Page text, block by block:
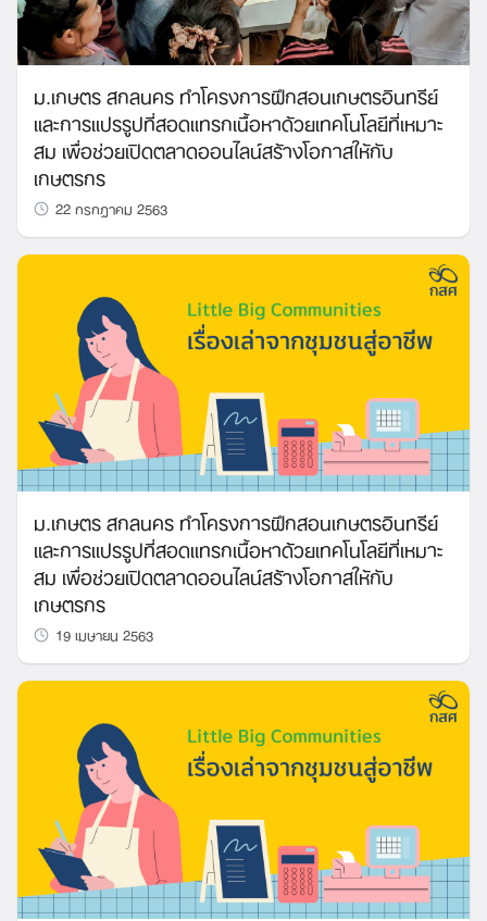
ม.เกษตร สกลนคร ทำโครงการฝึกสอนเกษตรอินทรีย์
และการแปรรูปที่สอดแทรกเนื้อหาด้วยเทคโนโลยีที่เหมาะ
สม เพื่อช่วยเปิดตลาดออนไลน์สร้างโอกาสให้กับ
เกษตรกร
22 กรกฎาคม 2563
ม.เกษตร สกลนคร ทำโครงการฝึกสอนเกษตรอินทรีย์
และการแปรรูปที่สอดแทรกเนื้อหาด้วยเทคโนโลยีที่เหมาะ
สม เพื่อช่วยเปิดตลาดออนไลน์สร้างโอกาสให้กับ
เกษตรกร
19 เมษายน 2563